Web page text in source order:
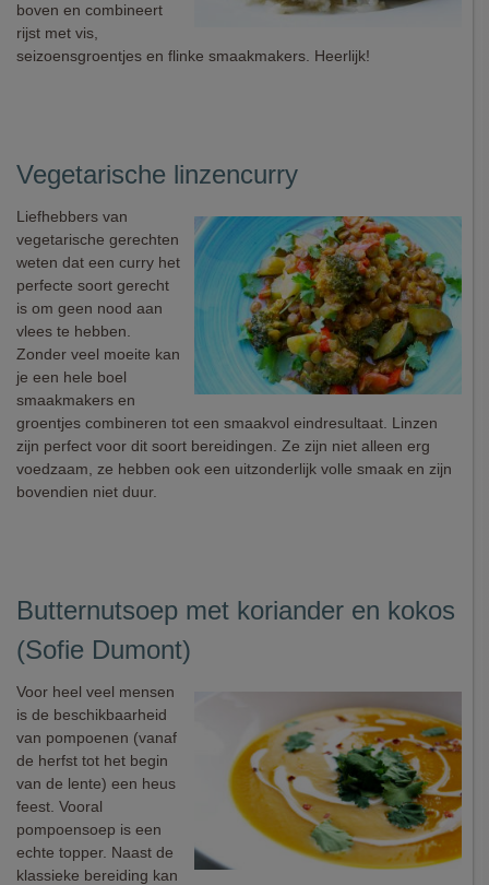
boven en combineert
rijst met vis,
seizoensgroentjes en flinke smaakmakers. Heerlijk!
Vegetarische linzencurry
Liefhebbers van
vegetarische gerechten
weten dat een curry het
perfecte soort gerecht
is om geen nood aan
vlees te hebben.
Zonder veel moeite kan
je een hele boel
smaakmakers en
groentjes combineren tot een smaakvol eindresultaat. Linzen
zijn perfect voor dit soort bereidingen. Ze zijn niet alleen erg
voedzaam, ze hebben ook een uitzonderlijk volle smaak en zijn
bovendien niet duur.
Butternutsoep met koriander en kokos
(Sofie Dumont)
Voor heel veel mensen
is de beschikbaarheid
van pompoenen (vanaf
de herfst tot het begin
van de lente) een heus
feest. Vooral
pompoensoep is een
echte topper. Naast de
klassieke bereiding kan